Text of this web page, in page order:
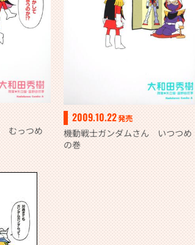
むっつめ
2009.10.22発売
機動戦士ガンダムさん いつつめ
の巻